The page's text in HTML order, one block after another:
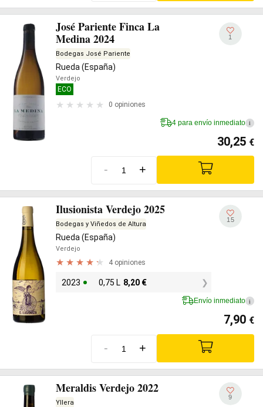
José Pariente Finca La
Medina 2024
Bodegas José Pariente
Rueda (España)
Verdejo
ECO
0 opiniones
1
4 para envío inmediato i
30,25 €
- +
Ilusionista Verdejo 2025
Bodegas y Viñedos de Altura
Rueda (España)
Verdejo
4 opiniones
2023 0,75 L 8,20 €
15
Envío inmediato i
7,90 €
- +
Meraldis Verdejo 2022
Yllera
9